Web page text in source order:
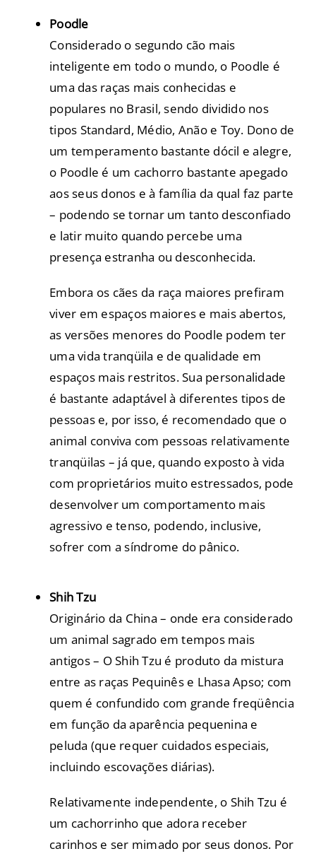
Poodle
Considerado o segundo cão mais
inteligente em todo o mundo, o Poodle é
uma das raças mais conhecidas e
populares no Brasil, sendo dividido nos
tipos Standard, Médio, Anão e Toy. Dono de
um temperamento bastante dócil e alegre,
o Poodle é um cachorro bastante apegado
aos seus donos e à família da qual faz parte
– podendo se tornar um tanto desconfiado
e latir muito quando percebe uma
presença estranha ou desconhecida.
Embora os cães da raça maiores prefiram
viver em espaços maiores e mais abertos,
as versões menores do Poodle podem ter
uma vida tranqüila e de qualidade em
espaços mais restritos. Sua personalidade
é bastante adaptável à diferentes tipos de
pessoas e, por isso, é recomendado que o
animal conviva com pessoas relativamente
tranqüilas – já que, quando exposto à vida
com proprietários muito estressados, pode
desenvolver um comportamento mais
agressivo e tenso, podendo, inclusive,
sofrer com a síndrome do pânico.
Shih Tzu
Originário da China – onde era considerado
um animal sagrado em tempos mais
antigos – O Shih Tzu é produto da mistura
entre as raças Pequinês e Lhasa Apso; com
quem é confundido com grande freqüência
em função da aparência pequenina e
peluda (que requer cuidados especiais,
incluindo escovações diárias).
Relativamente independente, o Shih Tzu é
um cachorrinho que adora receber
carinhos e ser mimado por seus donos. Por